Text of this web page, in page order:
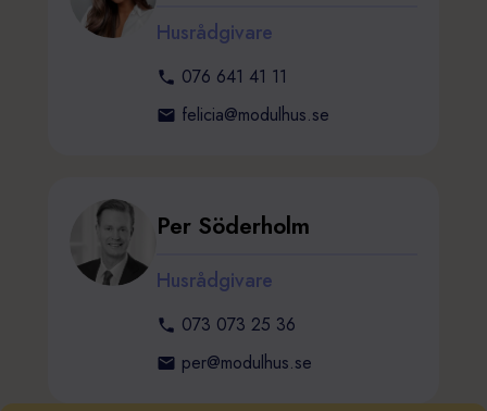
Husrådgivare
076 641 41 11
felicia@modulhus.se
Per Söderholm
Husrådgivare
073 073 25 36
per@modulhus.se